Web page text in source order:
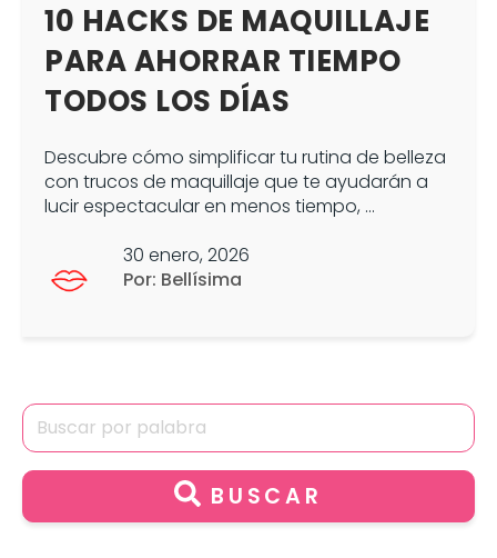
10 HACKS DE MAQUILLAJE
PARA AHORRAR TIEMPO
TODOS LOS DÍAS
Descubre cómo simplificar tu rutina de belleza
con trucos de maquillaje que te ayudarán a
lucir espectacular en menos tiempo, ...
30 enero, 2026
Por: Bellísima
BUSCAR